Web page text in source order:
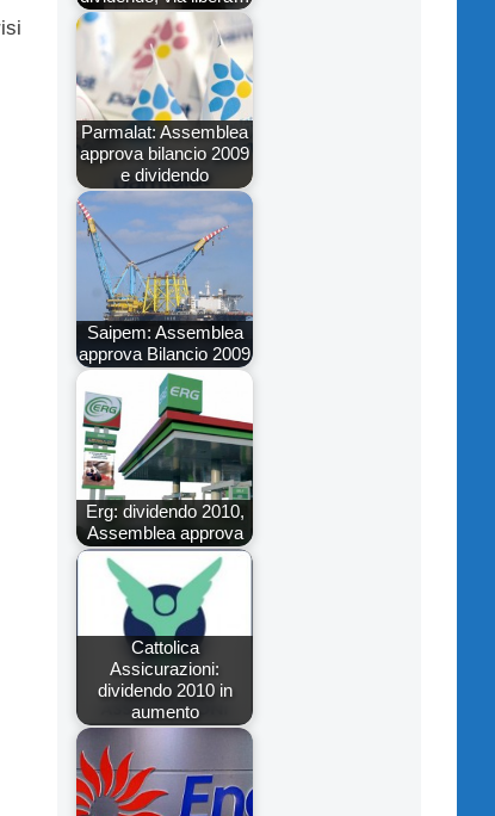
Parmalat: Assemblea
approva bilancio 2009
e dividendo
Saipem: Assemblea
approva Bilancio 2009
Erg: dividendo 2010,
Assemblea approva
Cattolica
Assicurazioni:
dividendo 2010 in
aumento